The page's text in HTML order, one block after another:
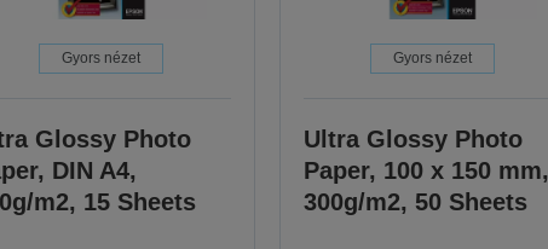
Gyors nézet
Glossy Photo
DIN A4,
m2, 15 Sheets
Gyors nézet
Ultra Glossy Photo
Paper, 100 x 150 mm,
300g/m2, 50 Sheets